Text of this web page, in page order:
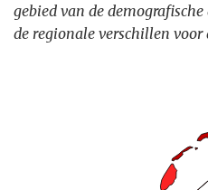
gebied van de
de regionale verschillen voor